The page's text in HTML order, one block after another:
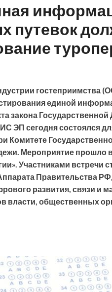
путевок
гостеприимства
единой
закона
ЭП сегодня состоялся
Комитете
Мероприятие прошло
Участниками встречи
Правительства
развития, связи и
власти, общественных